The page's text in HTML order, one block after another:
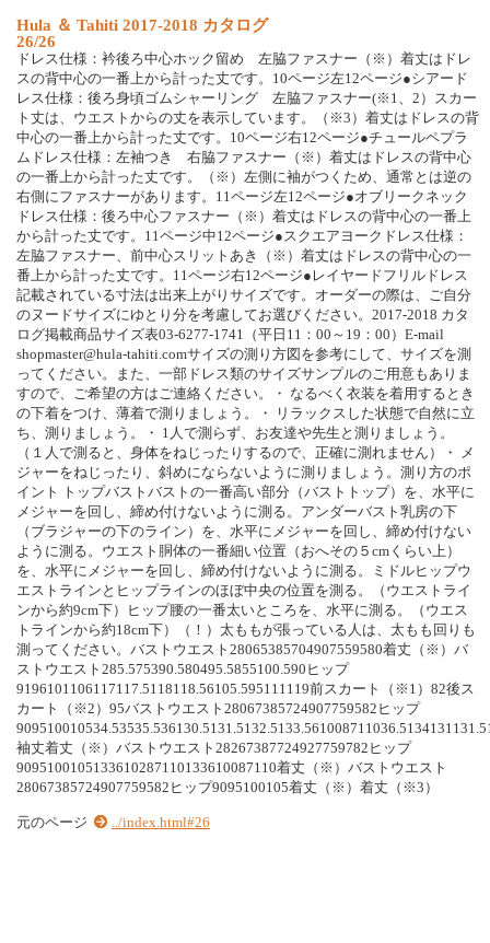
Hula ＆ Tahiti 2017-2018 カタログ
26/26
ドレス仕様：衿後ろ中心ホック留め 左脇ファスナー（※）着丈はドレ
スの背中心の一番上から計った丈です。10ページ左12ページ●シアード
レス仕様：後ろ身頃ゴムシャーリング 左脇ファスナー(※1、2）スカー
ト丈は、ウエストからの丈を表示しています。（※3）着丈はドレスの背
中心の一番上から計った丈です。10ページ右12ページ●チュールペプラ
ムドレス仕様：左袖つき 右脇ファスナー（※）着丈はドレスの背中心
の一番上から計った丈です。（※）左側に袖がつくため、通常とは逆の
右側にファスナーがあります。11ページ左12ページ●オブリークネック
ドレス仕様：後ろ中心ファスナー（※）着丈はドレスの背中心の一番上
から計った丈です。11ページ中12ページ●スクエアヨークドレス仕様：
左脇ファスナー、前中心スリットあき（※）着丈はドレスの背中心の一
番上から計った丈です。11ページ右12ページ●レイヤードフリルドレス
記載されている寸法は出来上がりサイズです。オーダーの際は、ご自分
のヌードサイズにゆとり分を考慮してお選びください。2017-2018 カタ
ログ掲載商品サイズ表03-6277-1741（平日11：00～19：00）E-mail
shopmaster@hula-tahiti.comサイズの測り方図を参考にして、サイズを測
ってください。また、一部ドレス類のサイズサンプルのご用意もありま
すので、ご希望の方はご連絡ください。・ なるべく衣装を着用するとき
の下着をつけ、薄着で測りましょう。・ リラックスした状態で自然に立
ち、測りましょう。・ 1人で測らず、お友達や先生と測りましょう。
（１人で測ると、身体をねじったりするので、正確に測れません）・ メ
ジャーをねじったり、斜めにならないように測りましょう。測り方のポ
イント トップバストバストの一番高い部分（バストトップ）を、水平に
メジャーを回し、締め付けないように測る。アンダーバスト乳房の下
（ブラジャーの下のライン）を、水平にメジャーを回し、締め付けない
ように測る。ウエスト胴体の一番細い位置（おへその５cmくらい上）
を、水平にメジャーを回し、締め付けないように測る。ミドルヒップウ
エストラインとヒップラインのほぼ中央の位置を測る。（ウエストライ
ンから約9cm下）ヒップ腰の一番太いところを、水平に測る。（ウエス
トラインから約18cm下）（！）太ももが張っている人は、太もも回りも
測ってください。バストウエスト28065385704907559580着丈（※）バ
ストウエスト285.575390.580495.5855100.590ヒップ
9196101106117117.5118118.56105.595111119前スカート（※1）82後ス
カート（※2）95バストウエスト28067385724907759582ヒップ
袖丈着丈（※）バストウエスト28267387724927759782ヒップ
9095100105133610287110133610087110着丈（※）バストウエスト
28067385724907759582ヒップ9095100105着丈（※）着丈（※3）
元のページ ../index.html#26